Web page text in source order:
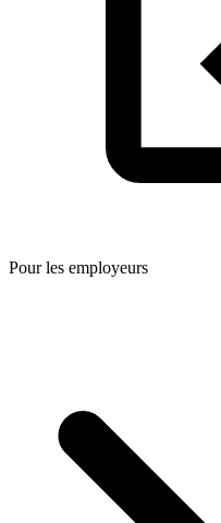
Pour les employeurs